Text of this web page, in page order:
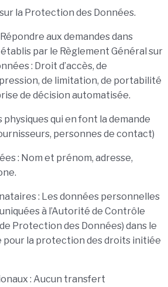
la Protection des Données.
aux demandes dans
par le Règlement Général sur
: Droit d’accès, de
de limitation, de portabilité
de décision automatisée.
qui en font la demande
personnes de contact)
: Nom et prénom, adresse,
: Les données personnelles
à l’Autorité de Contrôle
Protection des Données) dans le
pour la protection des droits initiée
: Aucun transfert